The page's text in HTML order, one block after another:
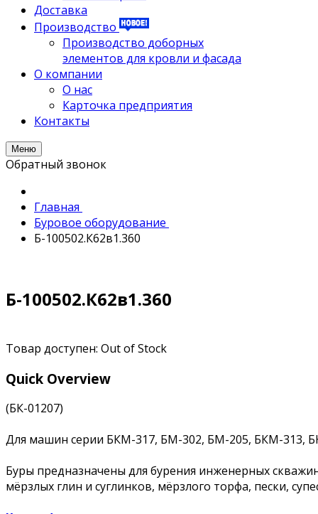
Доставка
Производство
Производство доборных
элементов для кровли и фасада
О компании
О нас
Карточка предприятия
Контакты
Меню
Обратный звонок
Главная
Буровое оборудование
Б-100502.К62в1.360
Б-100502.К62в1.360
Товар доступен: Out of Stock
Quick Overview
(БК-01207)
Для машин серии БКМ-317, БМ-302, БМ-205, БКМ-313,
Буры предназначены для бурения инженерных
мёрзлых глин и суглинков, мёрзлого торфа, пески,